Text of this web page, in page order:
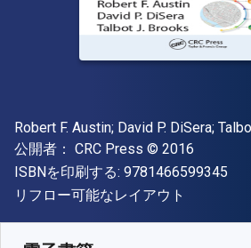
著者
Robert F. Austin; David P. DiSera;
出版社
公開者： CRC Press 著作権
© 2016
ISBNを印刷する: 9781466599345
形式
リフロー可能なレイアウト